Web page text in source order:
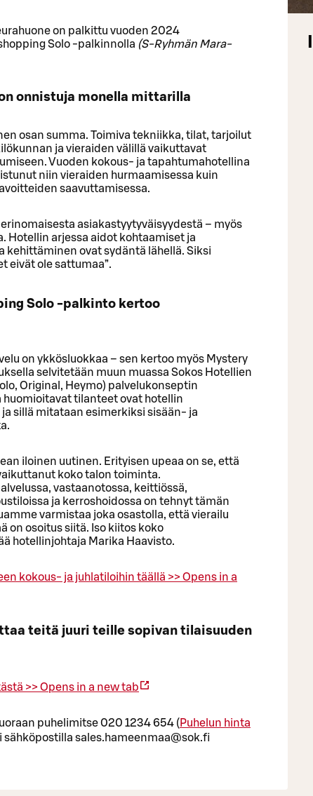
on palkittu vuoden 2024
Solo -palkinnolla (S-Ryhmän Mara-
onnistuja monella mittarilla
osan summa. Toimiva tekniikka, tilat, tarjoilut
ja vieraiden välillä vaikuttavat
Vuoden kokous- ja tapahtumahotellina
niin vieraiden hurmaamisessa kuin
saavuttamisessa.
asiakastyytyväisyydestä – myös
Hotellin arjessa aidot kohtaamiset ja
kehittäminen ovat sydäntä lähellä. Siksi
eivät ole sattumaa”.
Solo -palkinto kertoo
on ykkösluokkaa – sen kertoo myös Mystery
selvitetään muun muassa Sokos Hotellien
Original, Heymo) palvelukonseptin
tilanteet ovat hotellin
sillä mitataan esimerkiksi sisään- ja
iloinen uutinen. Erityisen upeaa on se, että
koko talon toiminta.
vastaanotossa, keittiössä,
ja kerroshoidossa on tehnyt tämän
varmistaa joka osastolla, että vierailu
on osoitus siitä. Iso kiitos koko
hotellinjohtaja Marika Haavisto.
kokous- ja juhlatiloihin täällä >>Opens in a
teitä juuri teille sopivan tilaisuuden
>>Opens in a new tab
puhelimitse 020 1234 654 ( Puhelun hinta
sähköpostilla sales.hameenmaa@sok.fi